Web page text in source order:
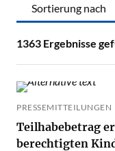
1363 Ergebnisse
Sortierung nach
PRESSEMITTEILUNGEN
Teilhabebetrag
berechtigten